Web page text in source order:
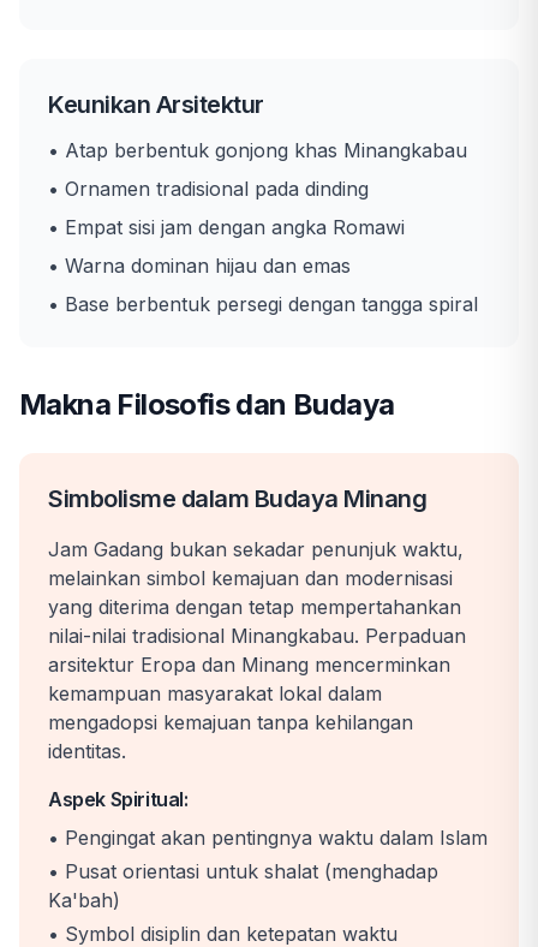
Keunikan Arsitektur
• Atap berbentuk gonjong khas Minangkabau
• Ornamen tradisional pada dinding
• Empat sisi jam dengan angka Romawi
• Warna dominan hijau dan emas
• Base berbentuk persegi dengan tangga spiral
Makna Filosofis dan Budaya
Simbolisme dalam Budaya Minang
Jam Gadang bukan sekadar penunjuk waktu,
melainkan simbol kemajuan dan modernisasi
yang diterima dengan tetap mempertahankan
nilai-nilai tradisional Minangkabau. Perpaduan
arsitektur Eropa dan Minang mencerminkan
kemampuan masyarakat lokal dalam
mengadopsi kemajuan tanpa kehilangan
identitas.
Aspek Spiritual:
• Pengingat akan pentingnya waktu dalam Islam
• Pusat orientasi untuk shalat (menghadap
Ka'bah)
• Symbol disiplin dan ketepatan waktu